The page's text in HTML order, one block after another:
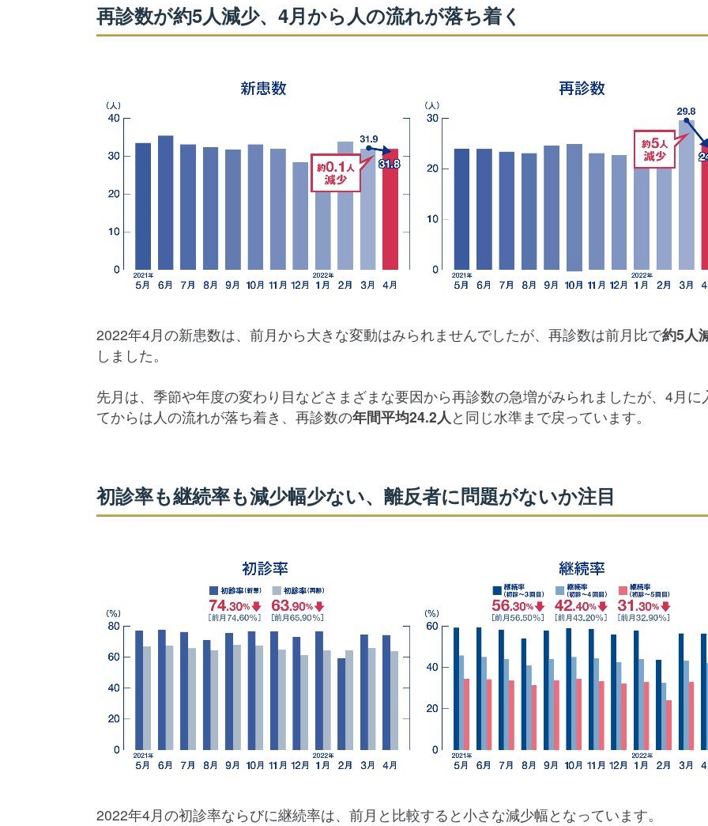
再診数が約5人減少、4月から人の流れが落ち着く
2022年4月の新患数は、前月から大きな変動はみられませんでしたが、再診数は前月比で約5人
しました。
先月は、季節や年度の変わり目などさまざまな要因から再診数の急増がみられましたが、4月に
てからは人の流れが落ち着き、再診数の年間平均24.2人 と同じ水準まで戻っています。
初診率も継続率も減少幅少ない、離反者に問題がないか注目
2022年4月の初診率ならびに継続率は、前月と比較すると小さな減少幅となっています。